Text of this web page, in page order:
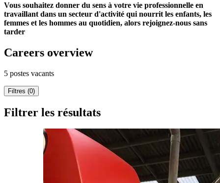
Vous souhaitez donner du sens à votre vie professionnelle en
travaillant dans un secteur d'activité qui nourrit les enfants, les
femmes et les hommes au quotidien, alors rejoignez-nous sans
tarder
Careers overview
5 postes vacants
Filtres (0)
Filtrer les résultats